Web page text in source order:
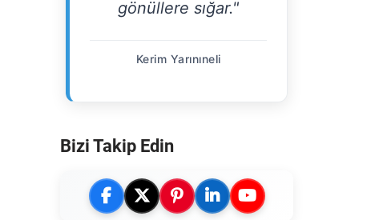
gönüllere sığar."
Kerim Yarınıneli
Bizi Takip Edin